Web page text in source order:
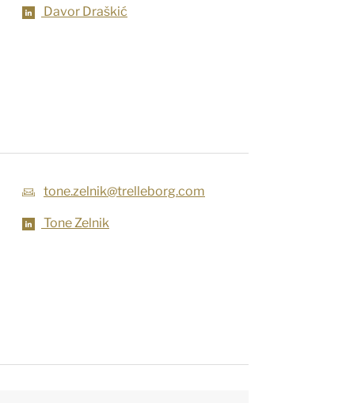
Davor Draškić
tone.zelnik@trelleborg.com
Tone Zelnik